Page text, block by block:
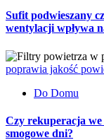
Sufit podwieszany
wentylacji wpływa
poprawia jakość
Do Domu
Czy rekuperacja
smogowe dni?